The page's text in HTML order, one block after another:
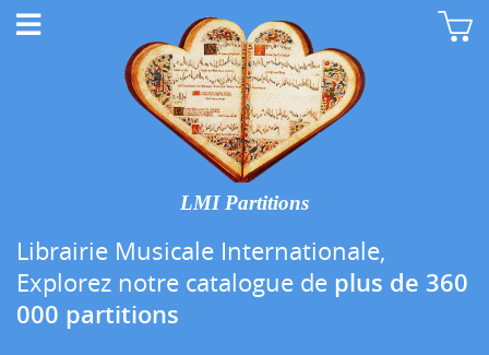
LMI Partitions
Librairie Musicale Internationale,
Explorez notre catalogue de plus de 360
000 partitions